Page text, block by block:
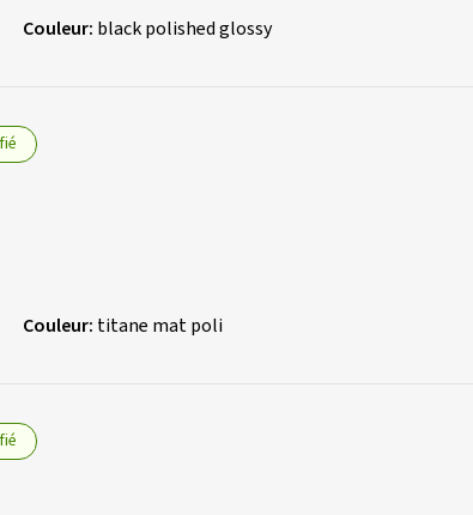
Couleur: black polished glossy
Couleur: titane mat poli